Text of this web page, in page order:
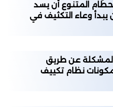
المتنوع أن يسد
يبدأ وعاء التكثيف في
عن طريق
نظام تكييف